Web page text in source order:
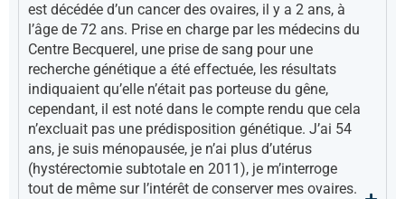
est décédée d’un cancer des ovaires, il y a 2 ans, à
l’âge de 72 ans. Prise en charge par les médecins du
Centre Becquerel, une prise de sang pour une
recherche génétique a été effectuée, les résultats
indiquaient qu’elle n’était pas porteuse du gêne,
cependant, il est noté dans le compte rendu que cela
n’excluait pas une prédisposition génétique. J’ai 54
ans, je suis ménopausée, je n’ai plus d’utérus
(hystérectomie subtotale en 2011), je m’interroge
tout de même sur l’intérêt de conserver mes ovaires.